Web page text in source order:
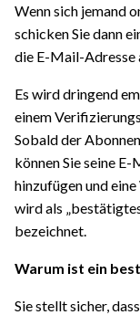
Wenn sich jemand
schicken Sie dann
die E-Mail-Adresse
Es wird dringend
einem
Sobald der
können Sie seine
hinzufügen und
wird als
bezeichnet.
Warum ist ein
Sie stellt sicher,